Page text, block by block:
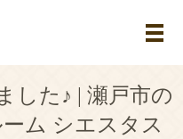
メ
した♪ | 瀬戸市の
ム シエスタス